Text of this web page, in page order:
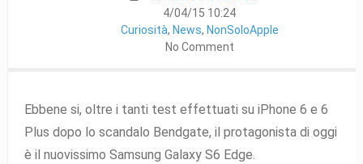
4/04/15 10:24
Curiosità, News, NonSoloApple
No Comment
Ebbene si, oltre i tanti test effettuati su iPhone 6 e 6
Plus dopo lo scandalo Bendgate, il protagonista di oggi
è il nuovissimo Samsung Galaxy S6 Edge.